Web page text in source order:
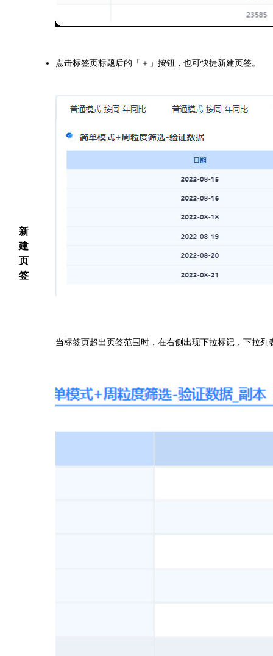
新
建
页
签
点击标签页标题后的「＋」按钮，也可快捷新建页签。
当标签页超出页签范围时，在右侧出现下拉标记，下拉